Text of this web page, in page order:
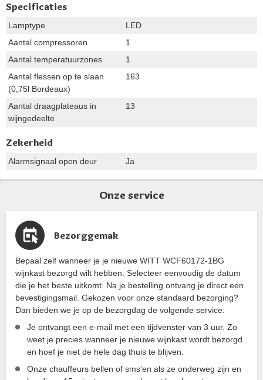
Specificaties
Lamptype
LED
Aantal compressoren
1
Aantal temperatuurzones
1
Aantal flessen op te slaan
(0,75l Bordeaux)
163
Aantal draagplateaus in
wijngedeelte
13
Zekerheid
Alarmsignaal open deur Ja
Onze service
Bezorggemak
Bepaal zelf wanneer je je nieuwe WITT WCF60172-1BG
wijnkast bezorgd wilt hebben. Selecteer eenvoudig de datum
die je het beste uitkomt. Na je bestelling ontvang je direct een
bevestigingsmail. Gekozen voor onze standaard bezorging?
Dan bieden we je op de bezorgdag de volgende service:
Je ontvangt een e-mail met een tijdvenster van 3 uur. Zo
weet je precies wanneer je nieuwe wijnkast wordt bezorgd
en hoef je niet de hele dag thuis te blijven.
Onze chauffeurs bellen of sms'en als ze onderweg zijn en